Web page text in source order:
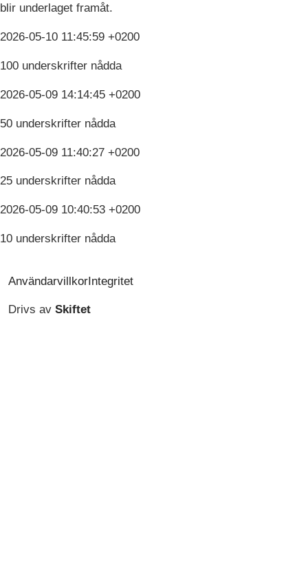
blir underlaget framåt.
2026-05-10 11:45:59 +0200
100 underskrifter nådda
2026-05-09 14:14:45 +0200
50 underskrifter nådda
2026-05-09 11:40:27 +0200
25 underskrifter nådda
2026-05-09 10:40:53 +0200
10 underskrifter nådda
Användarvillkor Integritet
Drivs av Skiftet